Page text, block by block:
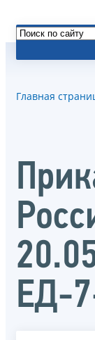
Главная
ЕД-